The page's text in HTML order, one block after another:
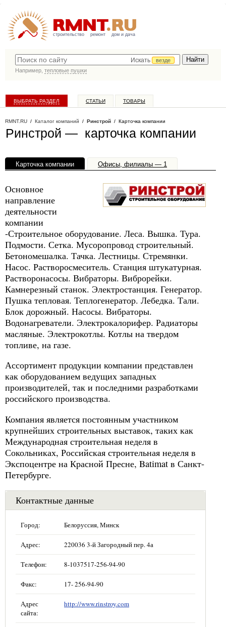
строительство ремонт дом и дача
Искать
везде
Например, тепловые пушки
ВЫБРАТЬ РАЗДЕЛ СТАТЬИ ТОВАРЫ
RMNT.RU / Каталог компаний / Ринстрой / Карточка компании
Ринстрой — карточка компании
Карточка компании Офисы, филиалы — 1
Основное
направление
деятельности
компании
-Строительное оборудование. Леса. Вышка. Тура.
Подмости. Сетка. Мусоропровод строительный.
Бетономешалка. Тачка. Лестницы. Стремянки.
Насос. Растворосмеситель. Станция штукатурная.
Растворонасосы. Вибраторы. Виброрейки.
Камнерезный станок. Электростанция. Генератор.
Пушка тепловая. Теплогенератор. Лебедка. Тали.
Блок дорожный. Насосы. Вибраторы.
Водонагреватели. Электрокалорифер. Радиаторы
масляные. Электрокотлы. Котлы на твердом
топливе, на газе.
Ассортимент продукции компании представлен
как оборудованием ведущих западных
производителей, так и последними разработками
российского производства.
Компания является постоянным участником
крупнейших строительных выставок, таких как
Международная строительная неделя в
Сокольниках, Российская строительная неделя в
Экспоцентре на Красной Пресне, Batimat в Санкт-
Петербурге.
Контактные данные
Город: Белоруссия, Минск
Адрес: 220036 3-й Загородный пер. 4а
Телефон: 8-1037517-256-94-90
Факс: 17- 256-94-90
Адрес
сайта:
http://www.rinstroy.com